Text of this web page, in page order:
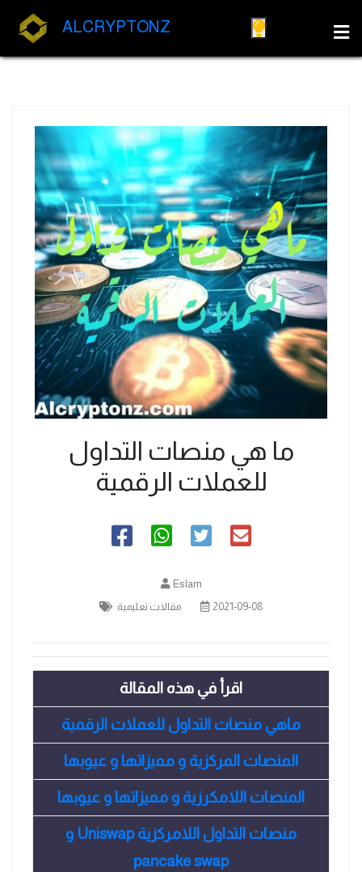
ALCRYPTONZ
ما هي منصات التداول
للعملات الرقمية
Eslam
2021-09-08
مقالات تعليمية
اقرأ في هذه المقالة
ماهي منصات التداول للعملات الرقمية
المنصات المركزية و مميزاتها و عيوبها
المنصات اللامكرزية و مميزاتها و عيوبها
منصات التداول اللامركزية Uniswap و
pancake swap